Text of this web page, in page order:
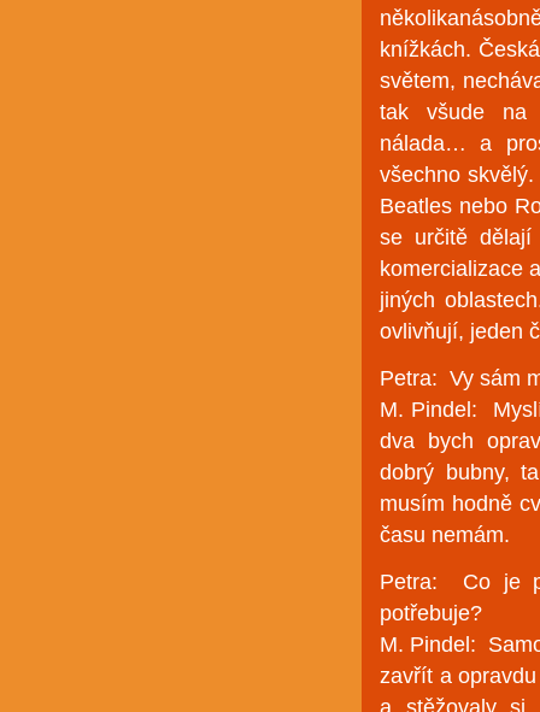
knížkách.
světem,
tak všude na
nálada… a
všechno
Beatles nebo
se určitě
komercializace
jiných
ovlivňují, jeden
Petra: Vy sám
M. Pindel:
dva bych
dobrý bubny,
musím hodně
času nemám.
Petra: Co je
potřebuje?
M. Pindel:
zavřít a
a stěžovaly